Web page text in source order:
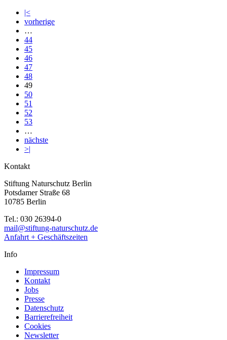
|<
vorherige
…
44
45
46
47
48
49
50
51
52
53
…
nächste
>|
Kontakt
Stiftung Naturschutz Berlin
Potsdamer Straße 68
10785 Berlin
Tel.: 030 26394-0
mail@stiftung-naturschutz.de
Anfahrt + Geschäftszeiten
Info
Impressum
Kontakt
Jobs
Presse
Datenschutz
Barrierefreiheit
Cookies
Newsletter